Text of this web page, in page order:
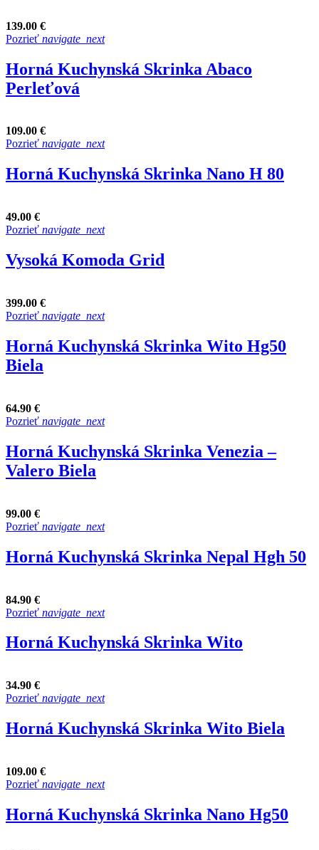
139.00 €
Pozrieť navigate_next
Horná Kuchynská Skrinka Abaco
Perleťová
109.00 €
Pozrieť navigate_next
Horná Kuchynská Skrinka Nano H 80
49.00 €
Pozrieť navigate_next
Vysoká Komoda Grid
399.00 €
Pozrieť navigate_next
Horná Kuchynská Skrinka Wito Hg50
Biela
64.90 €
Pozrieť navigate_next
Horná Kuchynská Skrinka Venezia –
Valero Biela
99.00 €
Pozrieť navigate_next
Horná Kuchynská Skrinka Nepal Hgh 50
84.90 €
Pozrieť navigate_next
Horná Kuchynská Skrinka Wito
34.90 €
Pozrieť navigate_next
Horná Kuchynská Skrinka Wito Biela
109.00 €
Pozrieť navigate_next
Horná Kuchynská Skrinka Nano Hg50